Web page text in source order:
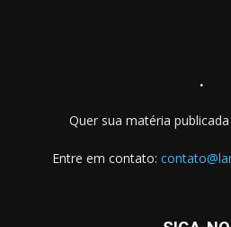
.
Quer sua matéria
Entre em contato: